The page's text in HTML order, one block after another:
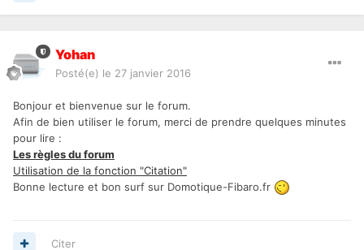
Yohan
Posté(e) le 27 janvier 2016
Bonjour et bienvenue sur le forum.
Afin de bien utiliser le forum, merci de prendre quelques minutes
pour lire :
Les règles du forum
Utilisation de la fonction "Citation"
Bonne lecture et bon surf sur Domotique-Fibaro.fr
Citer